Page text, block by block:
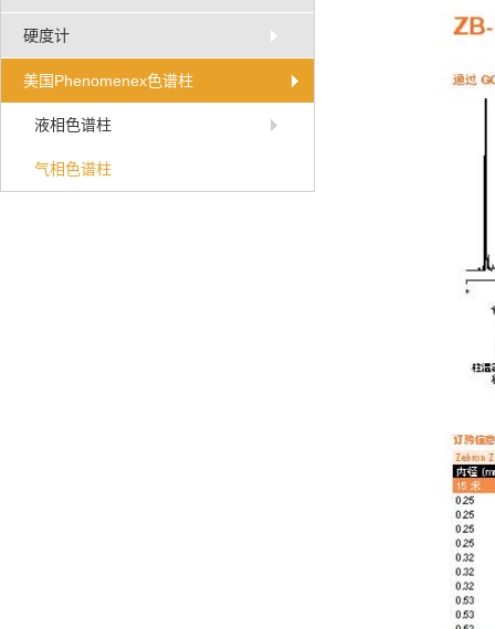
硬度计
美国Phenomenex色谱柱
液相色谱柱
气相色谱柱